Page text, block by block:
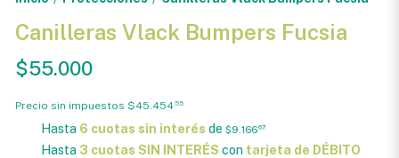
Canilleras Vlack Bumpers Fucsia
$55.000
Precio sin impuestos $45.45455
Hasta 6 cuotas sin interés de $9.16667
Hasta 3 cuotas SIN INTERÉS con tarjeta de DÉBITO